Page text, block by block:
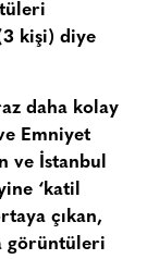
kişi) diye
daha kolay
Emniyet
ve İstanbul
‘katil
çıkan,
görüntüleri